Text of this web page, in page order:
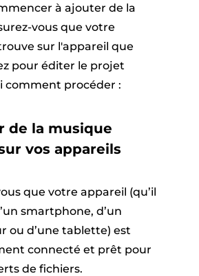
à ajouter de la
vous que votre
sur l'appareil que
pour éditer le projet
comment procéder :
de la musique
vos appareils
que votre appareil (qu’il
smartphone, d’un
ou d’une tablette) est
connecté et prêt pour
de fichiers.